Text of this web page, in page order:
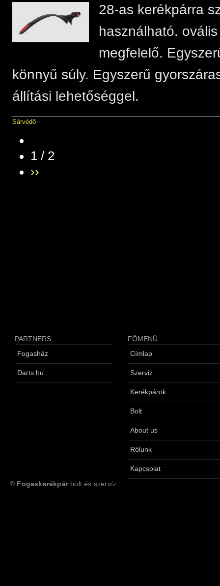
28-as kerékpárra
használható.
megfelelő.
könnyű súly. Egyszerű
állítási lehetőséggel.
Sárvédő
1 / 2
››
PARTNERS
Fogasház
Darts.hu
FŐMENÜ
Címlap
Szerviz
Kerékpárok
Bolt
About us
Rólunk
Kapcsolat
© Fogaskerékpárbolt és szervíz